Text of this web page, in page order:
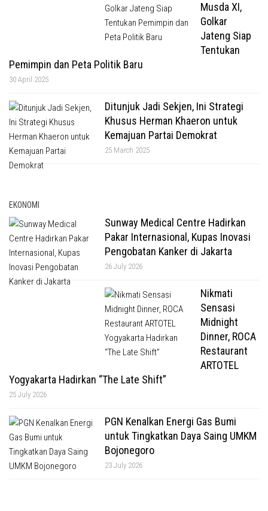
Musda XI,
Golkar
Jateng Siap
Tentukan
Pemimpin dan Peta Politik Baru
30 April 2025
Ditunjuk Jadi Sekjen, Ini Strategi
Khusus Herman Khaeron untuk
Kemajuan Partai Demokrat
25 March 2025
EKONOMI
Sunway Medical Centre Hadirkan
Pakar Internasional, Kupas Inovasi
Pengobatan Kanker di Jakarta
26 July 2026
Nikmati
Sensasi
Midnight
Dinner, ROCA
Restaurant
ARTOTEL
Yogyakarta Hadirkan “The Late Shift”
25 July 2026
PGN Kenalkan Energi Gas Bumi
untuk Tingkatkan Daya Saing UMKM
Bojonegoro
23 July 2026